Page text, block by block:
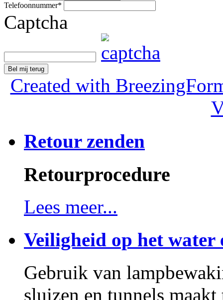
Telefoonnummer*
Captcha
Bel mij terug
Created with
Retour zenden
Retourprocedure
Lees meer...
Veiligheid op het water
Gebruik van
sluizen en tunnels